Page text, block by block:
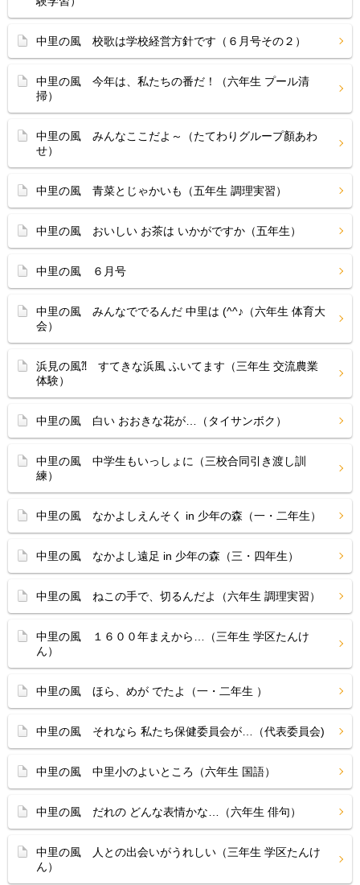
中里の風 校歌は学校経営方針です（６月号その２）
中里の風 今年は、私たちの番だ！（六年生 プール清
掃）
中里の風 みんなここだよ～（たてわりグループ顏あわ
せ）
中里の風 青菜とじゃかいも（五年生 調理実習）
中里の風 おいしい お茶は いかがですか（五年生）
中里の風 ６月号
中里の風 みんなででるんだ 中里は (^^♪（六年生 体育大
会）
浜見の風⁈ すてきな浜風 ふいてます（三年生 交流農業
体験）
中里の風 白い おおきな花が…（タイサンボク）
中里の風 中学生もいっしょに（三校合同引き渡し訓
練）
中里の風 なかよしえんそく in 少年の森（一・二年生）
中里の風 なかよし遠足 in 少年の森（三・四年生）
中里の風 ねこの手で、切るんだよ（六年生 調理実習）
中里の風 １６００年まえから…（三年生 学区たんけ
ん）
中里の風 ほら、めが でたよ（一・二年生 ）
中里の風 それなら 私たち保健委員会が…（代表委員会)
中里の風 中里小のよいところ（六年生 国語）
中里の風 だれの どんな表情かな…（六年生 俳句）
中里の風 人との出会いがうれしい（三年生 学区たんけ
ん）